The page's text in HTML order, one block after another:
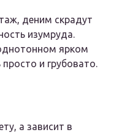
деним скрадут
изумруда.
ярком
и грубовато.
а зависит в